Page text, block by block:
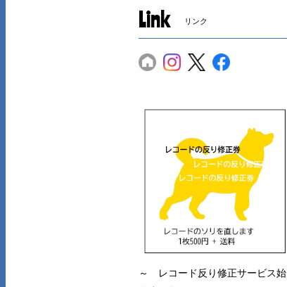
Link リンク
～ レコード反り修正サービス始